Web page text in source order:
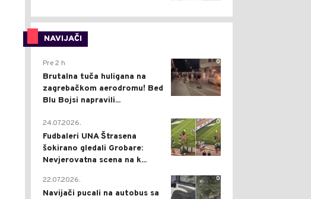
NAVIJAČI
0
Pre 2 h
Brutalna tuča huligana na
zagrebačkom aerodromu! Bed
Blu Bojsi napravili...
0
24.07.2026.
Fudbaleri UNA Štrasena
šokirano gledali Grobare:
Nevjerovatna scena na k...
0
22.07.2026.
Navijači pucali na autobus sa